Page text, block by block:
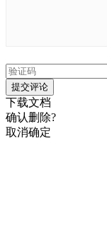
提交评论
下载文档
确认删除?
取消确定